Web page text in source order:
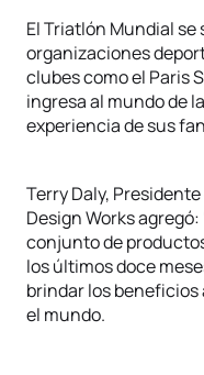
El Triatlón Mundial se
organizaciones
clubes como el Paris
ingresa al mundo de
experiencia de sus
Terry Daly,
Design Works
conjunto de
los últimos doce
brindar los beneficios
el mundo.